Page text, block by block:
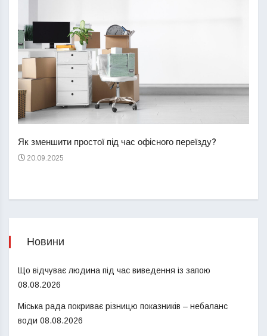
Як зменшити простої під час офісного переїзду?
20.09.2025
Новини
Що відчуває людина під час виведення із запою
08.08.2026
Міська рада покриває різницю показників – небаланс
води 08.08.2026